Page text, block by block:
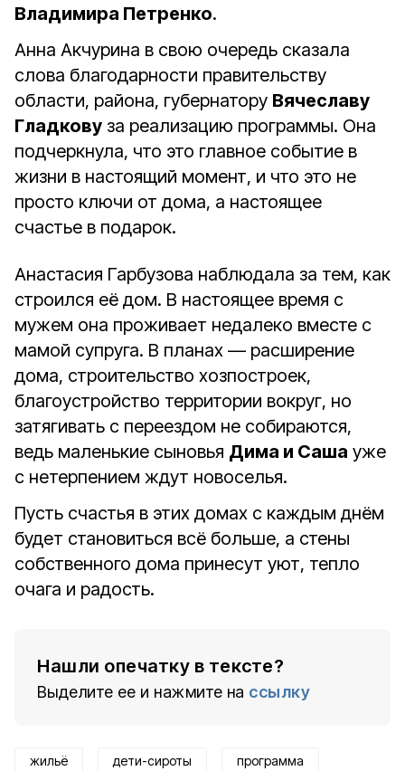
Владимира Петренко.
Анна Акчурина в свою очередь сказала
слова благодарности правительству
области, района, губернатору Вячеславу
Гладкову за реализацию программы. Она
подчеркнула, что это главное событие в
жизни в настоящий момент, и что это не
просто ключи от дома, а настоящее
счастье в подарок.
Анастасия Гарбузова наблюдала за тем, как
строился её дом. В настоящее время с
мужем она проживает недалеко вместе с
мамой супруга. В планах — расширение
дома, строительство хозпостроек,
благоустройство территории вокруг, но
затягивать с переездом не собираются,
ведь маленькие сыновья Дима и Саша уже
с нетерпением ждут новоселья.
Пусть счастья в этих домах с каждым днём
будет становиться всё больше, а стены
собственного дома принесут уют, тепло
очага и радость.
Нашли опечатку в тексте?
Выделите ее и нажмите на ссылку
жильё дети-сироты программа